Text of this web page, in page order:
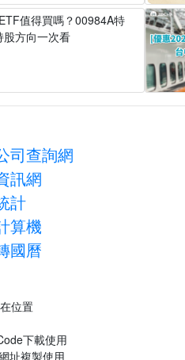
值得買嗎？00984A特
股方向一次看
司查詢網
訊網
計
算機
國曆
位置
下載使用
址複製使用